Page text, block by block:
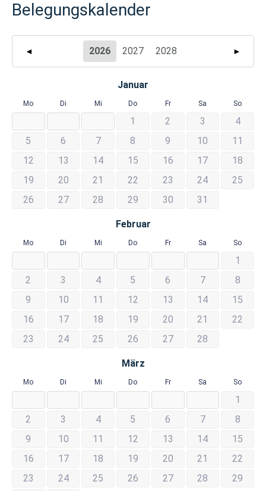
Belegungskalender
◄ 2026 2027 2028 ►
Januar
Mo Di Mi Do Fr Sa So
1 2 3
4
5
6 7 8 9 10
11
12
13 14 15 16 17
18
19
20 21 22 23 24
25
26
27 28 29 30 31
Februar
Mo Di Mi Do Fr Sa So
1
2
3 4 5 6 7
8
9
10 11 12 13 14
15
16
17 18 19 20 21
22
23
24 25 26 27 28
März
Mo Di Mi Do Fr Sa So
1
2
3 4 5 6 7
8
9
10 11 12 13 14
15
16
17 18 19 20 21
22
23
24 25 26 27 28
29